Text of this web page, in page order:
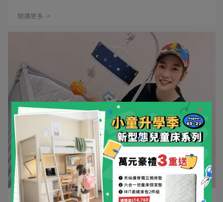
閱讀更多 ->
LEVANA | 2024-10-23